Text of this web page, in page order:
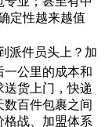
定性越来越值
派件员头上？加
公里的成本和
送货上门，快递
百件包裹之间
格战、加盟体系